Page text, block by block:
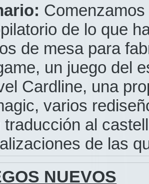
de lo que
de mesa para
un juego del
Cardline, una
varios
traducción al
de las
NUEVOS